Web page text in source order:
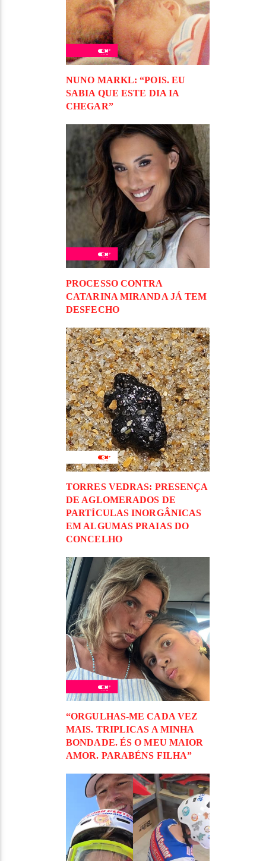
NUNO MARKL: “POIS. EU
SABIA QUE ESTE DIA IA
CHEGAR”
PROCESSO CONTRA
CATARINA MIRANDA JÁ TEM
DESFECHO
TORRES VEDRAS: PRESENÇA
DE AGLOMERADOS DE
PARTÍCULAS INORGÂNICAS
EM ALGUMAS PRAIAS DO
CONCELHO
“ORGULHAS-ME CADA VEZ
MAIS. TRIPLICAS A MINHA
BONDADE. ÉS O MEU MAIOR
AMOR. PARABÉNS FILHA”